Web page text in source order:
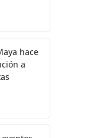
hace
a